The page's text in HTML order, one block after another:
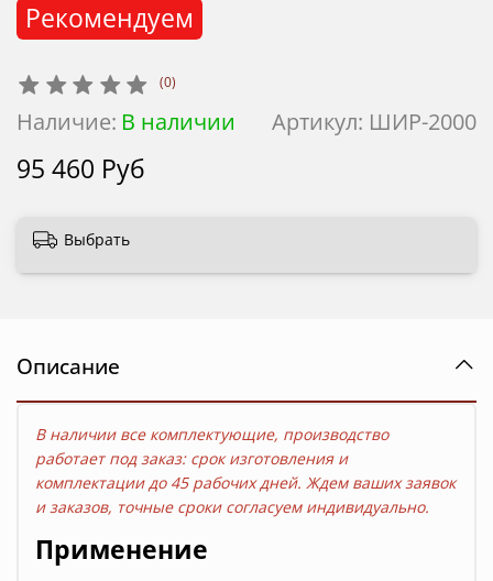
(0)
Артикул: ШИР-2000
Наличие: В наличии
Рекомендуем
95 460 Руб
Выбрать
Описание
В наличии все комплектующие, производство
работает под заказ: срок изготовления и
комплектации до 45 рабочих дней. Ждем ваших заявок
и заказов, точные сроки согласуем индивидуально.
Применение